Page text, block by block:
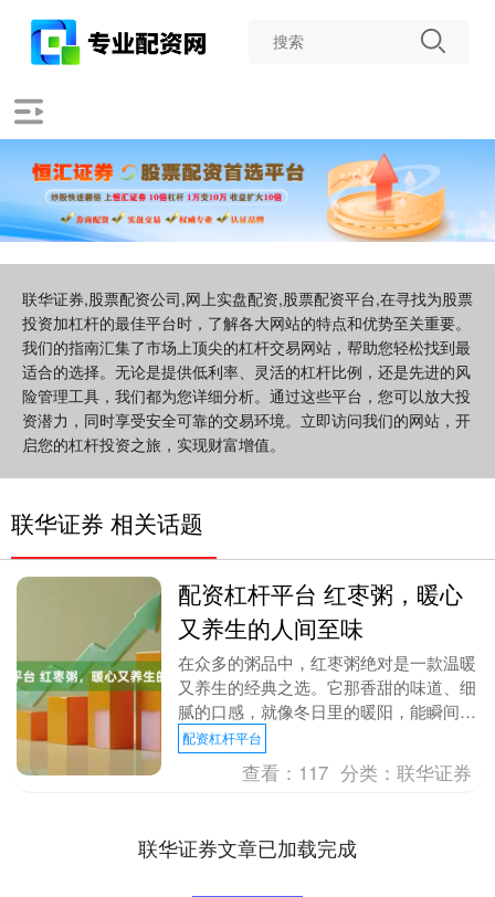
联华证券,股票配资公司,网上实盘配资,股票配资平台,在寻找为股票
投资加杠杆的最佳平台时，了解各大网站的特点和优势至关重要。
我们的指南汇集了市场上顶尖的杠杆交易网站，帮助您轻松找到最
适合的选择。无论是提供低利率、灵活的杠杆比例，还是先进的风
险管理工具，我们都为您详细分析。通过这些平台，您可以放大投
资潜力，同时享受安全可靠的交易环境。立即访问我们的网站，开
启您的杠杆投资之旅，实现财富增值。
联华证券 相关话题
配资杠杆平台 红枣粥，暖心
又养生的人间至味
在众多的粥品中，红枣粥绝对是一款温暖
又养生的经典之选。它那香甜的味道、细
腻的口感，就像冬日里的暖阳，能瞬间驱
散寒意，抚慰人心。今天咱们就来好好聊
聊红枣粥。 红枣....
配资杠杆平台
查看： 117 分类：联华证券
联华证券文章已加载完成